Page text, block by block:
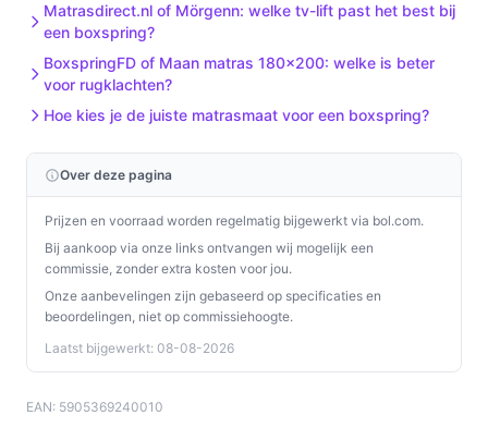
Conclusie
De Boxspring GLOS 160x200 cm van Masseno is een
complete tweepersoonsboxspring met polyether topper,
bonellvering-kern, bedkasten en een hoogte van 98 cm.
Geschikt als je een kant-en-klaar, hoger bed in maat
160x200 wilt en de maximale belastbaarheid van 200 kg
volstaat. Minder geschikt als je een verstelbaar
hoofdeind of specifieke matraslagen nodig hebt —
controleer die punten in de specificaties.
Bekijk varianten en actuele prijzen op beste-
boxspring.nl voordat je kiest.
Matrasdirect.nl of Mörgenn: welke tv-lift past het best bij
een boxspring?
BoxspringFD of Maan matras 180x200: welke is beter
voor rugklachten?
Hoe kies je de juiste matrasmaat voor een boxspring?
Over deze pagina
Prijzen en voorraad worden regelmatig bijgewerkt via bol.com.
Bij aankoop via onze links ontvangen wij mogelijk een
commissie, zonder extra kosten voor jou.
Onze aanbevelingen zijn gebaseerd op specificaties en
beoordelingen, niet op commissiehoogte.
Laatst bijgewerkt: 08-08-2026
EAN: 5905369240010